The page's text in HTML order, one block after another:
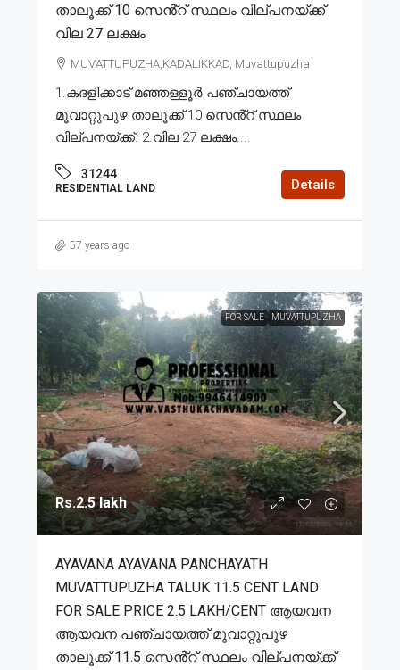
താലൂക്ക് 10 സെൻ്റ് സ്ഥലം വില്പനയ്ക്ക്
വില 27 ലക്ഷം
MUVATTUPUZHA,KADALIKKAD, Muvattupuzha
1.കദളിക്കാട് മഞ്ഞള്ളൂർ പഞ്ചായത്ത്
മൂവാറ്റുപുഴ താലൂക്ക് 10 സെൻ്റ് സ്ഥലം
വില്പനയ്ക്ക്. 2.വില 27 ലക്ഷം....
31244
RESIDENTIAL LAND Details
57 years ago
FOR SALE MUVATTUPUZHA
Rs.2.5 lakh
AYAVANA AYAVANA PANCHAYATH
MUVATTUPUZHA TALUK 11.5 CENT LAND
FOR SALE PRICE 2.5 LAKH/CENT ആയവന
ആയവന പഞ്ചായത്ത് മൂവാറ്റുപുഴ
താലൂക്ക് 11.5 സെൻ്റ് സ്ഥലം വില്പനയ്ക്ക്